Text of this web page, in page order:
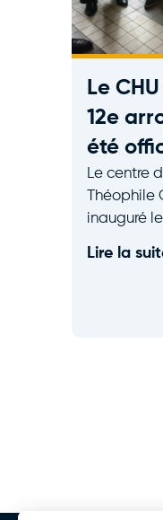
Le
12e
été
Le centre
inauguré
Lire la